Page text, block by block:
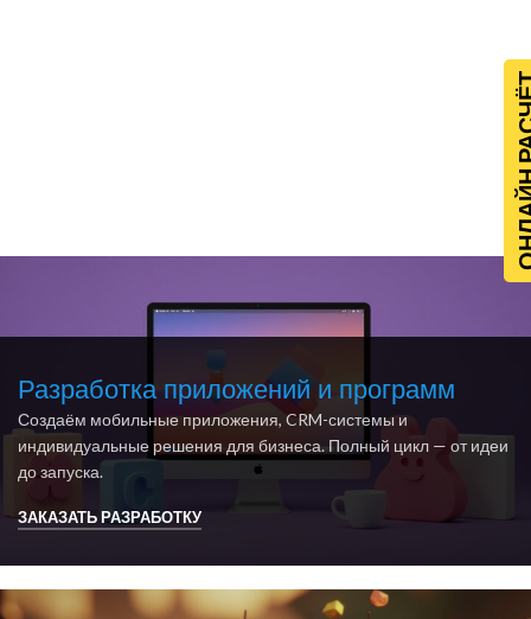
Разработка приложений и программ
Создаём мобильные приложения, CRM-системы и
индивидуальные решения для бизнеса. Полный цикл — от идеи
до запуска.
ЗАКАЗАТЬ РАЗРАБОТКУ